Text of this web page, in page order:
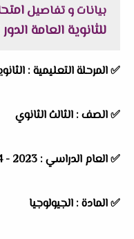
بيانات و تفاصيل
للثانوية العامة الدور
✅المرحلة التعليمية :
✅الصف : الثالث الثانوي
✅العام الدراسي :
✅المادة : الجيولوجيا